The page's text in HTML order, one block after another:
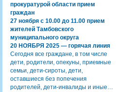
прокуратурой области прием
граждан
27 ноября с 10.00 до 11.00 прием
жителей Тамбовского
муниципального округа
20 НОЯБРЯ 2025 — горячая линия
Сегодня все граждане, в том числе
дети, родители, опекуны, приемные
семьи, дети-сироты, дети,
оставшиеся без попечения
родителей, дети-инвалиды и иные…